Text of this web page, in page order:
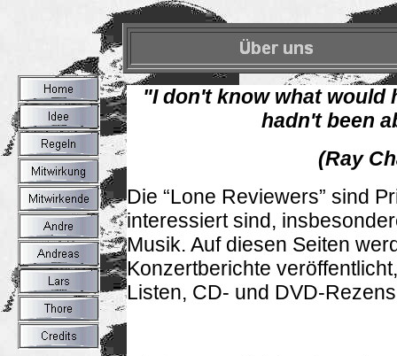
"I don't know what would
hadn't been
(Ray
Die “Lone Reviewers” sind
interessiert sind,
Musik. Auf diesen Seiten
Konzertberichte
Listen, CD- und DVD-